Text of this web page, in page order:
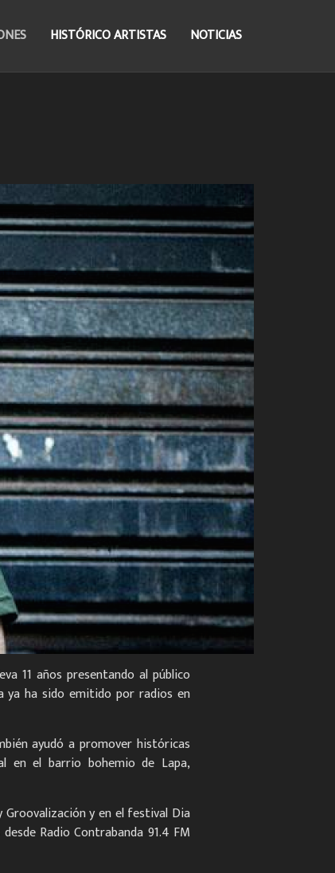
HISTÓRICO ARTISTAS NOTICIAS
11 años presentando al público
ya ha sido emitido por radios en
ayudó a promover históricas
en el barrio bohemio de Lapa,
Groovalización y en el festival Dia
Radio Contrabanda 91.4 FM